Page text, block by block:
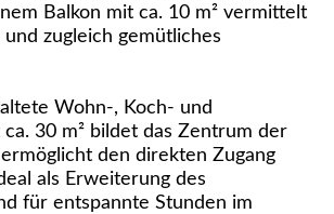
Balkon mit ca. 10 m² vermittelt
zugleich gemütliches
Wohn-, Koch- und
ca. 30 m² bildet das Zentrum der
den direkten Zugang
als Erweiterung des
für entspannte Stunden im